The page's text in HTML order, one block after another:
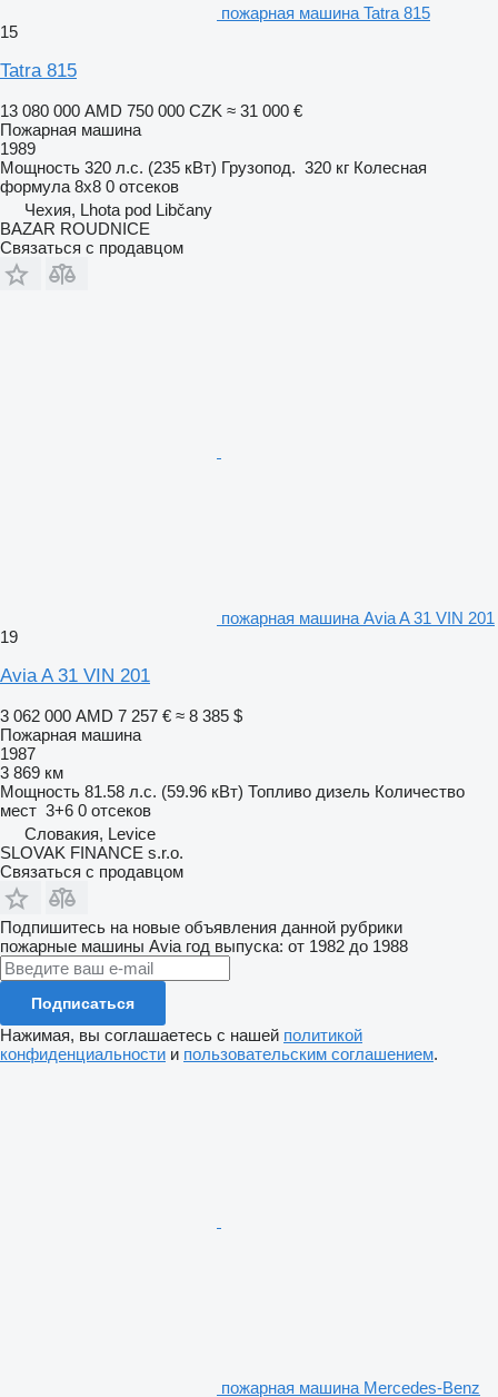
пожарная машина Tatra 815
15
Tatra 815
13 080 000 AMD 750 000 CZK ≈ 31 000 €
Пожарная машина
1989
Мощность 320 л.с. (235 кВт) Грузопод. 320 кг Колесная
формула 8x8 0 отсеков
Чехия, Lhota pod Libčany
BAZAR ROUDNICE
Связаться с продавцом
пожарная машина Avia A 31 VIN 201
19
Avia A 31 VIN 201
3 062 000 AMD 7 257 € ≈ 8 385 $
Пожарная машина
1987
3 869 км
Мощность 81.58 л.с. (59.96 кВт) Топливо дизель Количество
мест 3+6 0 отсеков
Словакия, Levice
SLOVAK FINANCE s.r.o.
Связаться с продавцом
Подпишитесь на новые объявления данной рубрики
пожарные машины Avia год выпуска: от 1982 до 1988
Подписаться
Нажимая, вы соглашаетесь с нашей политикой
конфиденциальности и пользовательским соглашением.
пожарная машина Mercedes-Benz